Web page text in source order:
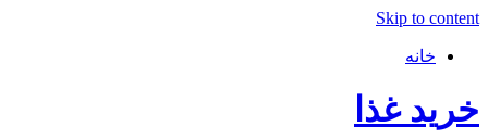
Skip to content
خانه
خرید غذا